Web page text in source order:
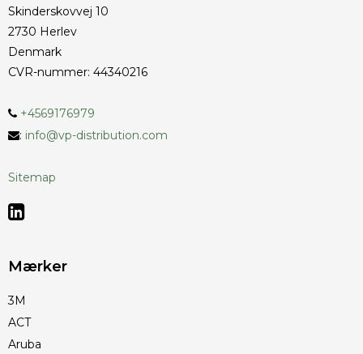
Skinderskovvej 10
2730 Herlev
Denmark
CVR-nummer: 44340216
+4569176979
: info@vp-distribution.com
Sitemap
Mærker
3M
ACT
Aruba